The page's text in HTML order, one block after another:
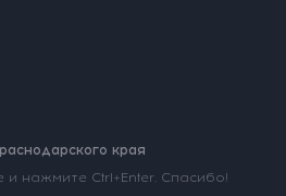
края
нажмите Ctrl+Enter. Спасибо!